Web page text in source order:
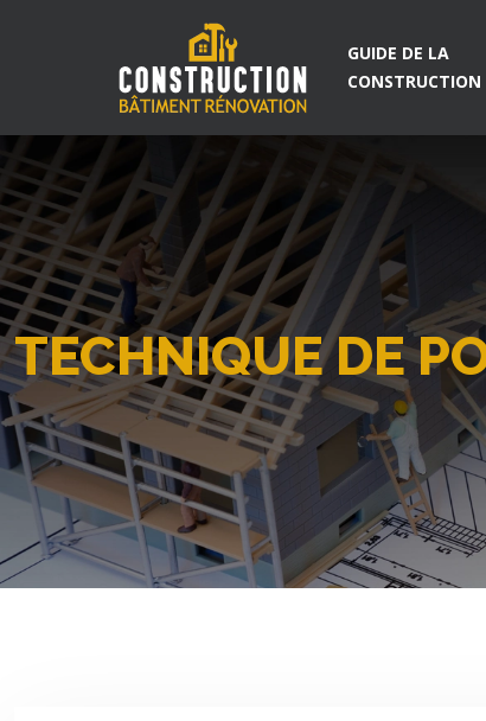
GUIDE DE LA
CONSTRUCTION
TECHNIQUE DE